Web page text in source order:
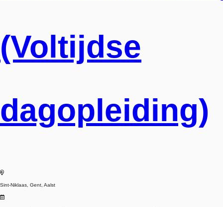
(Voltijdse
dagopleiding)
Sint-Niklaas, Gent, Aalst